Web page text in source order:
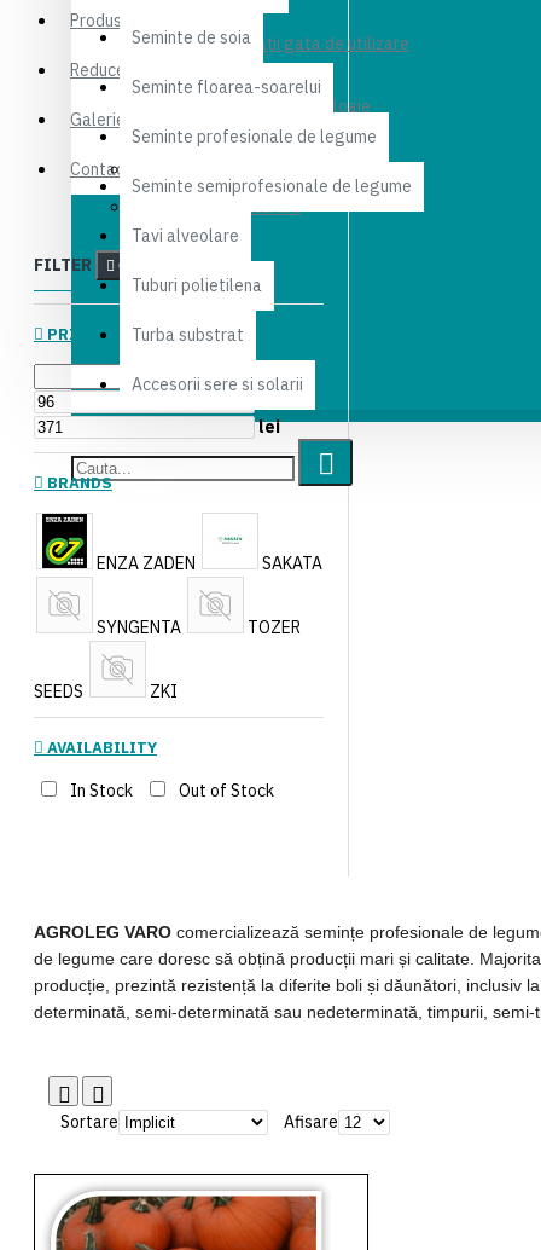
Seminte de soia
Seminte floarea-soarelui
Seminte profesionale de legume
Seminte semiprofesionale de legume
Tavi alveolare
Tuburi polietilena
Turba substrat
Accesorii sere si solarii
Produse noi
Reduceri
Galerie foto
Contact
Configuraţii gata de utilizare
Fitinguri Aripa de ploaie
Irigaţii prin picurare
FILTER Clear
PRICE
lei
BRANDS
ENZA ZADEN SAKATA
SYNGENTA TOZER
SEEDS ZKI
AVAILABILITY
In Stock Out of Stock
AGROLEG VARO comercializează semințe profesionale de
de legume care doresc să obțină producții mari și calitate.
producție, prezintă rezistență la diferite boli și dăunători, inclusiv
determinată, semi-determinată sau nedeterminată, timpurii,
Sortare Afisare